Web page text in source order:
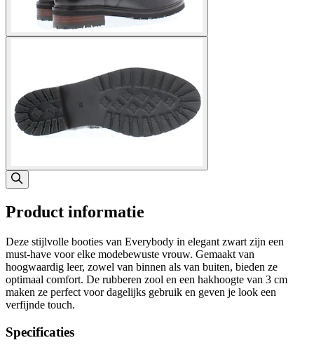
Product informatie
Deze stijlvolle booties van Everybody in elegant zwart zijn een
must-have voor elke modebewuste vrouw. Gemaakt van
hoogwaardig leer, zowel van binnen als van buiten, bieden ze
optimaal comfort. De rubberen zool en een hakhoogte van 3 cm
maken ze perfect voor dagelijks gebruik en geven je look een
verfijnde touch.
Specificaties